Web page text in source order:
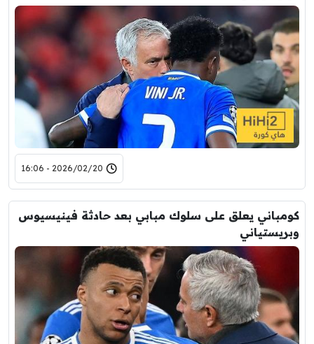
2026/02/20 - 16:06
كومباني يعلق على سلوك مبابي بعد حادثة فينيسيوس
وبريستياني